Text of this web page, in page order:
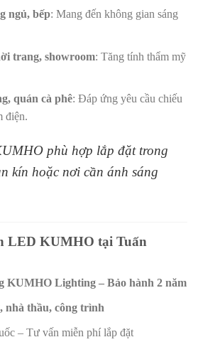
ngủ, bếp: Mang đến không gian sáng
trang, showroom: Tăng tính thẩm mỹ
quán cà phê: Đáp ứng yêu cầu chiếu
điện.
phù hợp lắp đặt trong
kín hoặc nơi cần ánh sáng
LED KUMHO tại Tuấn
KUMHO Lighting – Bảo hành 2 năm
nhà thầu, công trình
– Tư vấn miễn phí lắp đặt